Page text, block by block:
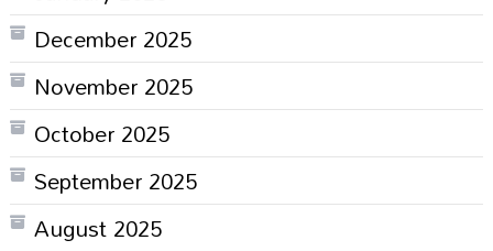
December 2025
November 2025
October 2025
September 2025
August 2025